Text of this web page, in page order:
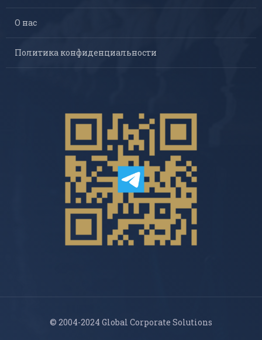
О нас
Политика конфиденциальности
© 2004-2024 Global Corporate Solutions